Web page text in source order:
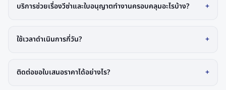
บริการช่วยเรื่องวีซ่าและใบอนุญาตทำงานครอบคลุมอะไรบ้าง? +
ใช้เวลาดำเนินการกี่วัน? +
ติดต่อขอใบเสนอราคาได้อย่างไร? +